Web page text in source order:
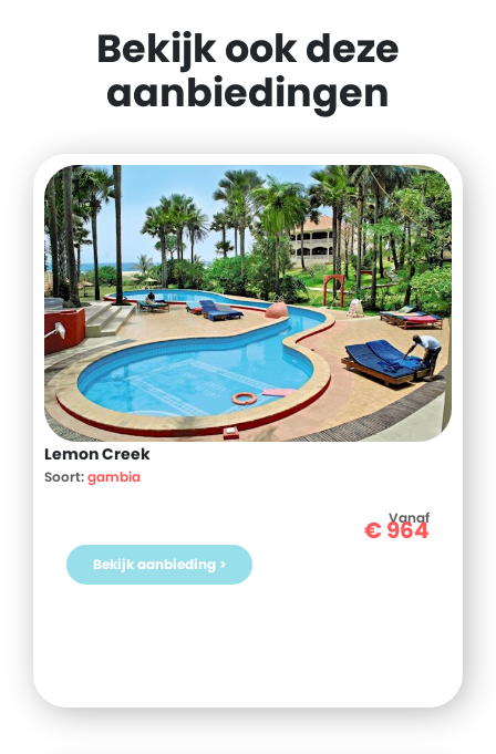
Bekijk ook deze
aanbiedingen
Lemon Creek
Soort:gambia
Vanaf
€964
Bekijk aanbieding >